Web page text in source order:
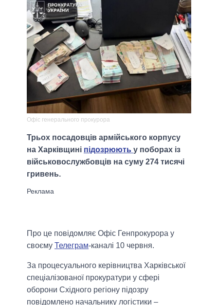
Офіс генерального прокурора
Трьох посадовців армійського корпусу
на Харківщині підозрюють у поборах із
військовослужбовців на суму 274 тисячі
гривень.
Про це повідомляє Офіс Генпрокурора у
своєму Телеграм-каналі 10 червня.
За процесуального керівництва Харківської
спеціалізованої прокуратури у сфері
оборони Східного регіону підозру
повідомлено начальнику логістики –